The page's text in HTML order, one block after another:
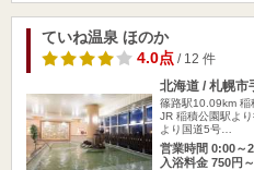
ていね温泉 ほのか
4.0点/ 12 件
北海道 / 札幌市
篠路駅10.09km 稲
JR 稲積公園駅よ
より国道5号…
営業時間 0:00～
入浴料金 750円～